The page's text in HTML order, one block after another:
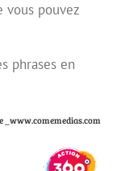
vous pouvez
phrases en
_www.comemedias.com